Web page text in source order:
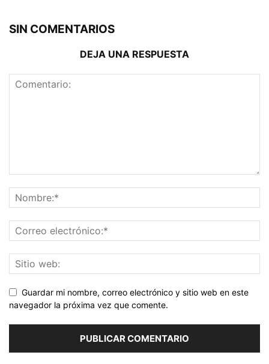
SIN COMENTARIOS
DEJA UNA RESPUESTA
Guardar mi nombre, correo electrónico y sitio web en este
navegador la próxima vez que comente.